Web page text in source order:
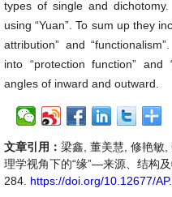
types of single and
using “Yuan”. To sum up they
attribution” and
into “protection function” and
angles of inward and outward.
文章引用： 梁鑫, 董美慧, 修艳敏
理学视角下的“缘”—来源、结构及
284. https://doi.org/10.12677/